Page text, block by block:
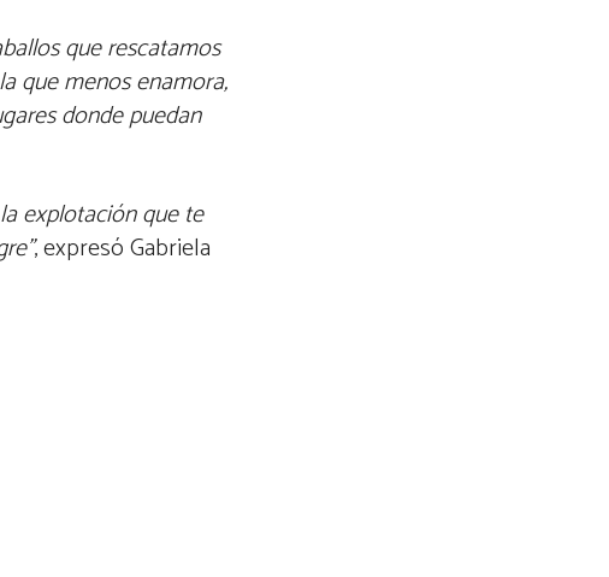
que rescatamos
que menos enamora,
donde puedan
explotación que te
, expresó Gabriela